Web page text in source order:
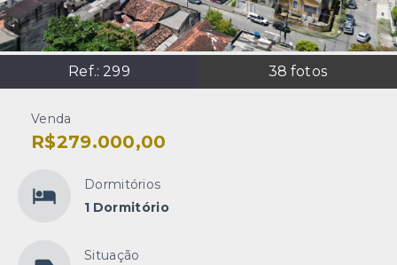
Ref.: 299 38 fotos
Venda
R$279.000,00
Dormitórios
1 Dormitório
Situação